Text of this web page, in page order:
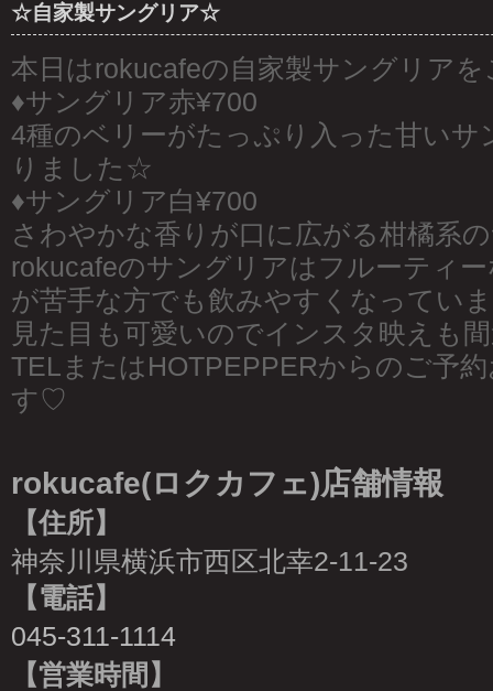
☆自家製サングリア☆
本日はrokucafeの自家製サングリア
♦︎サングリア赤¥700
4種のベリーがたっぷり入った甘いサ
りました☆
♦︎サングリア白¥700
さわやかな香りが口に広がる柑橘系
rokucafeのサングリアはフルーティ
が苦手な方でも飲みやすくなってい
見た目も可愛いのでインスタ映えも
TELまたはHOTPEPPERからのご予
す♡
rokucafe(ロクカフェ)店舗情報
【住所】
神奈川県横浜市西区北幸2-11-23
【電話】
045-311-1114
【営業時間】